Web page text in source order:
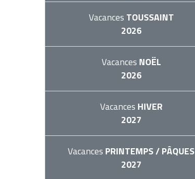
Vacances TOUSSAINT
2026
Vacances NOËL
2026
Vacances HIVER
2027
Vacances PRINTEMPS / PÂQUES
2027